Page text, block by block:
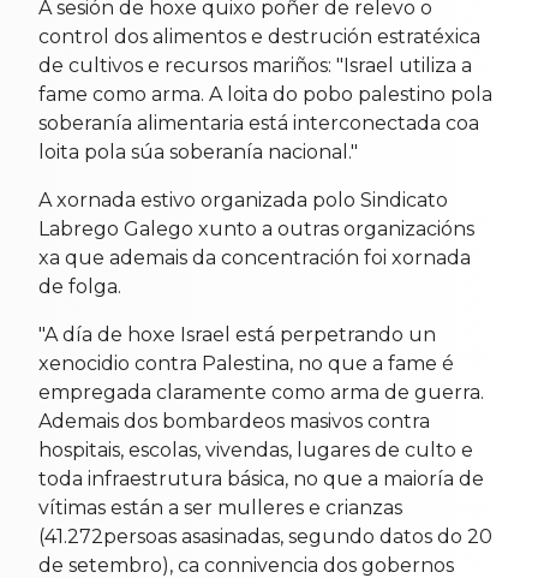
A sesión de hoxe quixo poñer de relevo o
control dos alimentos e destrución estratéxica
de cultivos e recursos mariños: "Israel utiliza a
fame como arma. A loita do pobo palestino pola
soberanía alimentaria está interconectada coa
loita pola súa soberanía nacional."
A xornada estivo organizada polo Sindicato
Labrego Galego xunto a outras organizacións
xa que ademais da concentración foi xornada
de folga.
"A día de hoxe Israel está perpetrando un
xenocidio contra Palestina, no que a fame é
empregada claramente como arma de guerra.
Ademais dos bombardeos masivos contra
hospitais, escolas, vivendas, lugares de culto e
toda infraestrutura básica, no que a maioría de
vítimas están a ser mulleres e crianzas
(41.272persoas asasinadas, segundo datos do 20
de setembro), ca connivencia dos gobernos